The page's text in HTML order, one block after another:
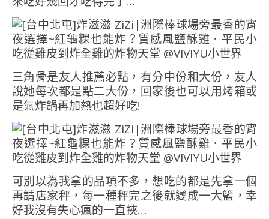
三角骨是友人推薦必點，有分中份和大份，友人
說她每次都是點二大份，回家後也可以用烤箱或
是氣炸鍋再加熱也超好吃!
可別以為我拿的品項不多，想吃的都是先拿一個
再請店家秤，每一種秤完之後就變成一大籃，幸
好我沒有失心瘋的一直挾…